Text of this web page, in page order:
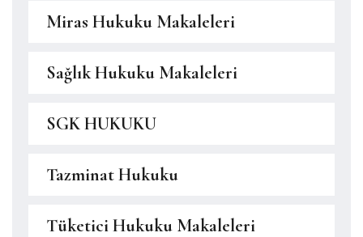
Miras Hukuku Makaleleri
Sağlık Hukuku Makaleleri
SGK HUKUKU
Tazminat Hukuku
Tüketici Hukuku Makaleleri